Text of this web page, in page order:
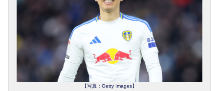
【写真：Getty Images】